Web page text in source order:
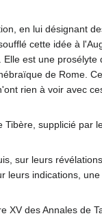
en lui désignant
cette idée à
est une prosélyte
de Rome.
rien à voir avec
Tibère, supplicié par
sur leurs
leurs indications,
XV des Annales de